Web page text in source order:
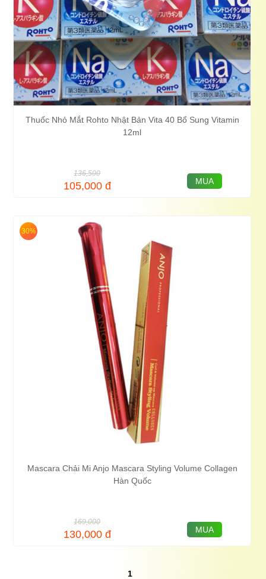
Thuốc Nhỏ Mắt Rohto Nhật Bản Vita 40 Bổ Sung Vitamin
12ml
136,500
105,000 đ MUA
30%
Mascara Chải Mi Anjo Mascara Styling Volume Collagen
Hàn Quốc
169,000
130,000 đ MUA
1